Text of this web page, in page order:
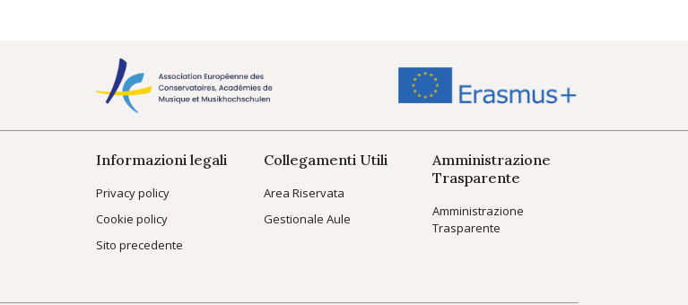
Informazioni legali
Privacy policy
Cookie policy
Sito precedente
Collegamenti Utili
Area Riservata
Gestionale Aule
Amministrazione
Trasparente
Amministrazione
Trasparente